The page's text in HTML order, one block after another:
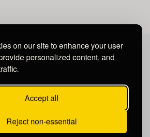
on our site to enhance your user
personalized content, and
Accept all
Reject non-essential
GROUP
- Honduras.